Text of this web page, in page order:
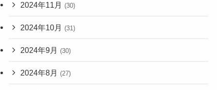
2024年11月 (30)
2024年10月 (31)
2024年9月 (30)
2024年8月 (27)